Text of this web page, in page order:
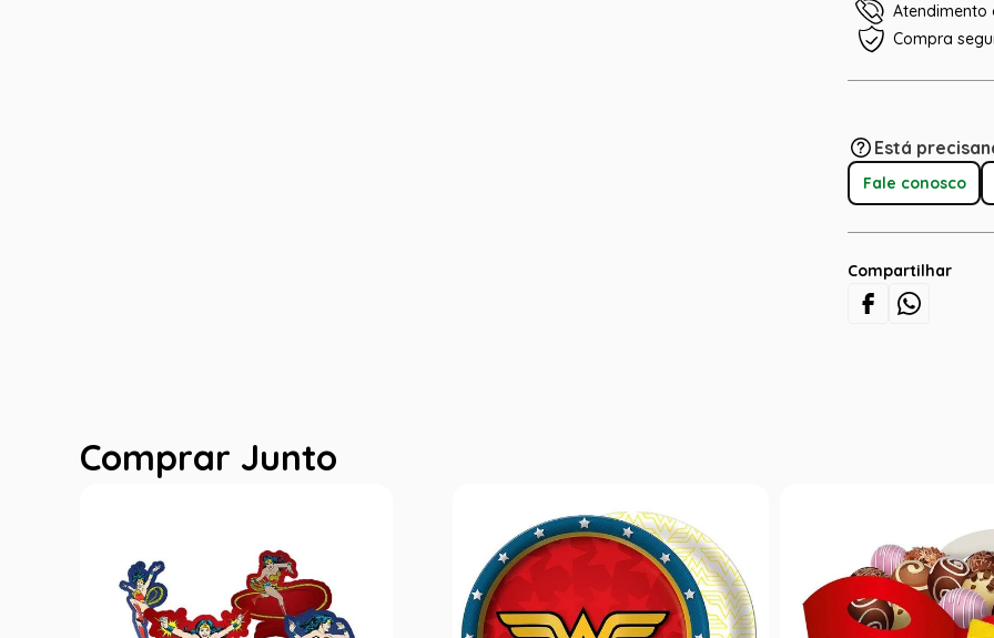
Atendimento
Compra
Está
Fale conosco
Compartilhar
Comprar Junto